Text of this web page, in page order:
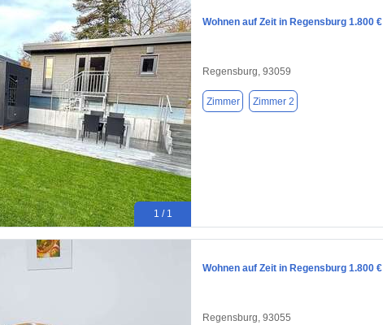
1 / 1
Wohnen auf Zeit in Regensburg 1.800 €
Regensburg, 93059
Zimmer Zimmer 2
Wohnen auf Zeit in Regensburg 1.800 €
Regensburg, 93055